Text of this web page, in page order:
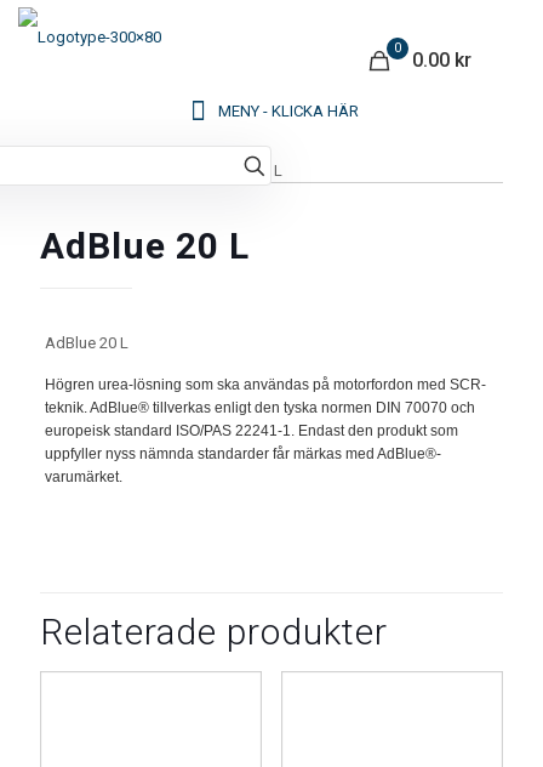
0
0.00 kr
/ AdBlue 20 L
AdBlue 20 L
AdBlue 20 L
Högren urea-lösning som ska användas på motorfordon med SCR-
teknik. AdBlue® tillverkas enligt den tyska normen DIN 70070 och
europeisk standard ISO/PAS 22241-1. Endast den produkt som
uppfyller nyss nämnda standarder får märkas med AdBlue®-
varumärket.
Relaterade produkter